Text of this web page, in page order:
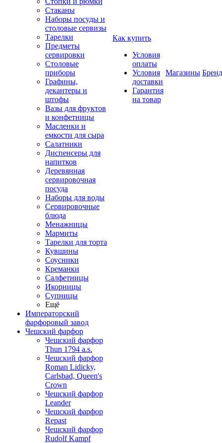
Стаканы
Наборы посуды и
столовые сервизы
Тарелки
Предметы
сервировки
Столовые
приборы
Графины,
декантеры и
штофы
Вазы для фруктов
и конфетницы
Масленки и
емкости для сыра
Салатники
Диспенсеры для
напитков
Деревянная
сервировочная
посуда
Наборы для воды
Сервировочные
блюда
Менажницы
Мармиты
Тарелки для торта
Кувшины
Соусники
Креманки
Салфетницы
Икорницы
Супницы
Ещё
Императорский
фарфоровый завод
Чешский фарфор
Чешский фарфор
Thun 1794 a.s.
Чешский фарфор
Roman Lidicky,
Carlsbad, Queen's
Crown
Чешский фарфор
Leander
Чешский фарфор
Repast
Чешский фарфор
Rudolf Kampf
Как купить
Условия
оплаты
Условия
доставки
Гарантия
на товар
Магазины